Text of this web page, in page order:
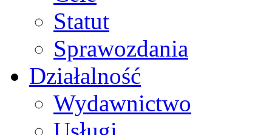
Statut
Sprawozdania
Działalność
Wydawnictwo